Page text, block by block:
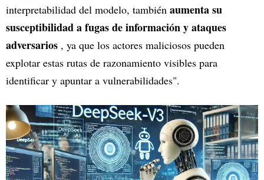
interpretabilidad del modelo, también aumenta su
susceptibilidad a fugas de información y ataques
adversarios , ya que los actores maliciosos pueden
explotar estas rutas de razonamiento visibles para
identificar y apuntar a vulnerabilidades".